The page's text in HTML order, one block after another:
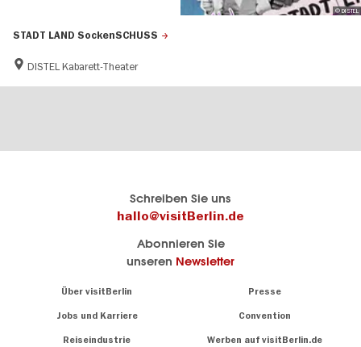
STADT LAND SockenSCHUSS
DISTEL Kabarett-Theater
© DISTEL
Schreiben Sie uns
hallo@visitBerlin.de
Abonnieren Sie
unseren Newsletter
Über visitBerlin Presse
Jobs und Karriere Convention
Reiseindustrie Werben auf visitBerlin.de
sind
für Sie da.
Insidertipps